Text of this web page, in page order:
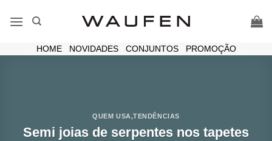
HOME| NOVIDADES| CONJUNTOS| PROMOÇÃO
QUEM USA,TENDÊNCIAS
Semi joias de serpentes nos tapetes